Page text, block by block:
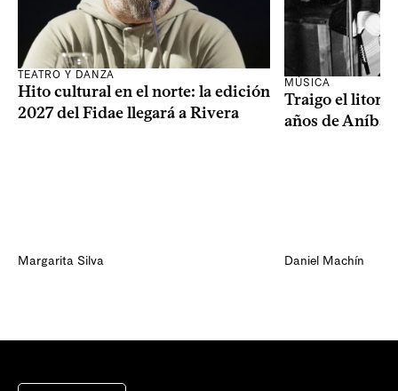
TEATRO Y DANZA
Hito cultural en el norte: la edición
2027 del Fidae llegará a Rivera
Margarita Silva
MÚSICA
Traigo el litoral
años de Aníbal
Daniel Machín